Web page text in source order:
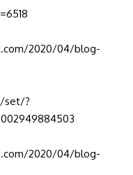
2020/04/blog-
set/?
2020/04/blog-